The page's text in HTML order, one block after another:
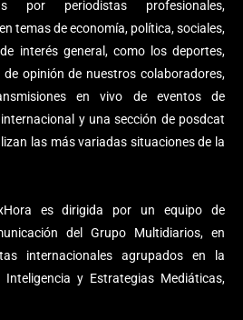
por periodistas profesionales,
temas de economía, política, sociales,
interés general, como los deportes,
opinión de nuestros colaboradores,
en vivo de eventos de
y una sección de posdcat
las más variadas situaciones de la
es dirigida por un equipo de
del Grupo Multidiarios, en
internacionales agrupados en la
y Estrategias Mediáticas,